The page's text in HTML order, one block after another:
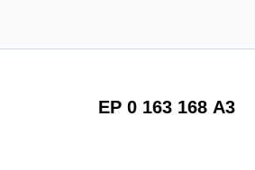
EP 0 163 168 A3